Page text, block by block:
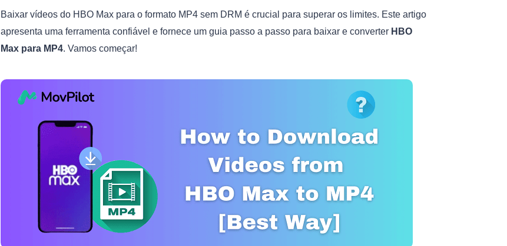
Baixar vídeos do HBO Max para o formato MP4 sem DRM é crucial para superar os limites. Este artigo
apresenta uma ferramenta confiável e fornece um guia passo a passo para baixar e converter HBO
Max para MP4. Vamos começar!